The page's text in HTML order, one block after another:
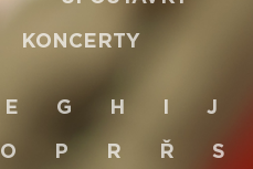
KONCERTY
E G H J
O P R Ř S